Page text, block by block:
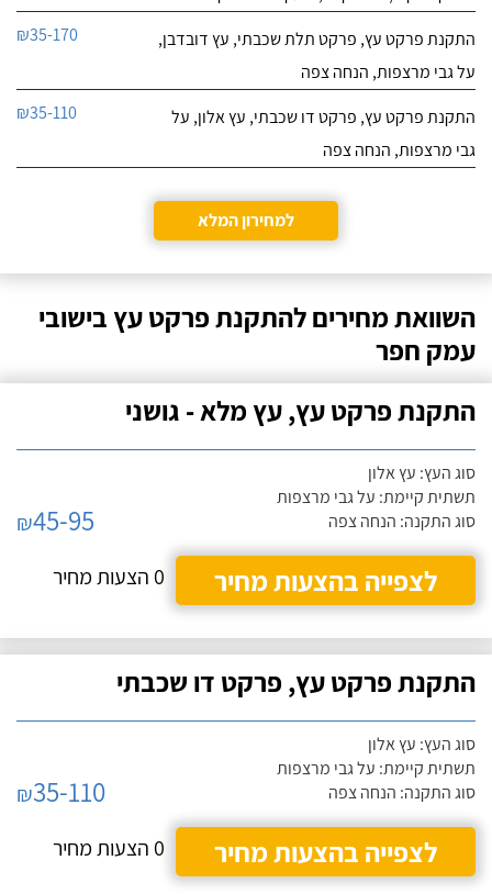
התקנת פרקט עץ, פרקט תלת שכבתי, עץ דובדבן,
על גבי מרצפות, הנחה צפה
₪35-170
התקנת פרקט עץ, פרקט דו שכבתי, עץ אלון, על
גבי מרצפות, הנחה צפה
₪35-110
למחירון המלא
השוואת מחירים להתקנת פרקט עץ בישובי
עמק חפר
התקנת פרקט עץ, עץ מלא - גושני
סוג העץ: עץ אלון
תשתית קיימת: על גבי מרצפות
סוג התקנה: הנחה צפה
₪45-95
לצפייה בהצעות מחיר
0 הצעות מחיר
התקנת פרקט עץ, פרקט דו שכבתי
סוג העץ: עץ אלון
תשתית קיימת: על גבי מרצפות
סוג התקנה: הנחה צפה
₪35-110
לצפייה בהצעות מחיר
0 הצעות מחיר